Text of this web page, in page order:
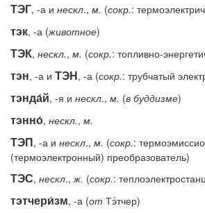
ТЭГ, -а и нескл., м. (сокр.:
тэк, -а (животное)
ТЭК, нескл., м. (сокр.: топливно-
тэн, -а и ТЭН, -а (сокр.: трубчатый
тэнда́й, -я и нескл., м. (в буддизме)
тэнно́, нескл., м.
ТЭП, -а и нескл., м. (сокр.:
(термоэлектронный) преобразователь)
ТЭС, нескл.,ж. (сокр.:
тэтчери́зм, -а (от Тэ́тчер)